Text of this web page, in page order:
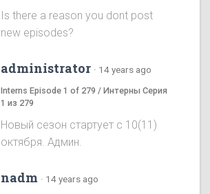
Is there a reason you dont post
new episodes?
administrator · 14 years ago
Interns Episode 1 of 279 / Интерны Серия
1 из 279
Новый сезон стартует с 10(11)
октября. Админ.
nadm · 14 years ago